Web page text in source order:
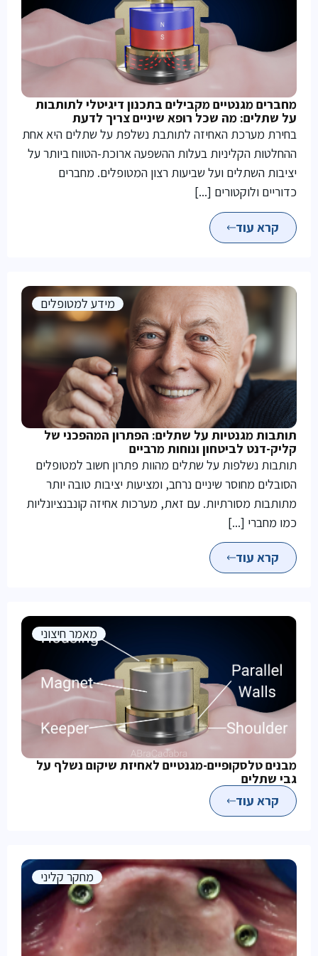
מחברים מגנטיים מקבילים בתכנון דיגיטלי לתותבות
על שתלים: מה שכל רופא שיניים צריך לדעת
בחירת מערכת האחיזה לתותבת נשלפת על שתלים היא אחת
ההחלטות הקליניות בעלות ההשפעה ארוכת-הטווח ביותר על
יציבות השתלים ועל שביעות רצון המטופלים. מחברים
כדוריים ולוקטורים [...]
קרא עוד
מידע למטופלים
תותבות מגנטיות על שתלים: הפתרון המהפכני של
קליק-דנט לביטחון ונוחות מרביים
תותבות נשלפות על שתלים מהוות פתרון חשוב למטופלים
הסובלים מחוסר שיניים נרחב, ומציעות יציבות טובה יותר
מתותבות מסורתיות. עם זאת, מערכות אחיזה קונבנציונליות
כמו מחברי [...]
קרא עוד
מאמר חיצוני
מבנים טלסקופיים-מגנטיים לאחיזת שיקום נשלף על
גבי שתלים
קרא עוד
מחקר קליני